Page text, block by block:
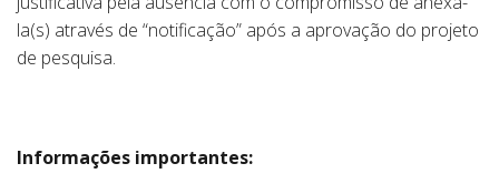
la(s) através de “notificação” após a aprovação do projeto
de pesquisa.
Informações importantes: